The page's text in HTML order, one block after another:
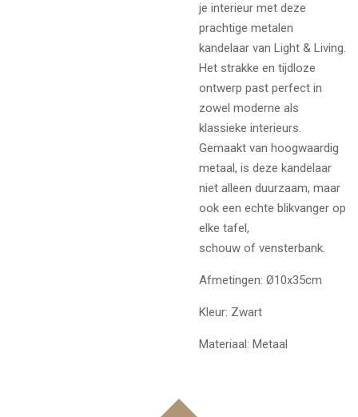
je interieur met deze
prachtige metalen
kandelaar van Light & Living.
Het strakke en tijdloze
ontwerp past perfect in
zowel moderne als
klassieke interieurs.
Gemaakt van hoogwaardig
metaal, is deze kandelaar
niet alleen duurzaam, maar
ook een echte blikvanger op
elke tafel,
schouw of vensterbank.
Afmetingen: Ø10x35cm
Kleur: Zwart
Materiaal: Metaal